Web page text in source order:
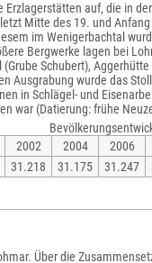
auf, die in
Mitte des 19. und
im Wenigerbachtal
Bergwerke lagen bei
Schubert),
Ausgrabung wurde das
in Schlägel- und
war (Datierung: frühe
2002 2004 2006
31.218 31.175 31.247
Über die